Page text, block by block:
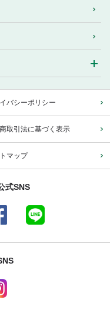
バシーポリシー
取引法に基づく表示
マップ
式SNS